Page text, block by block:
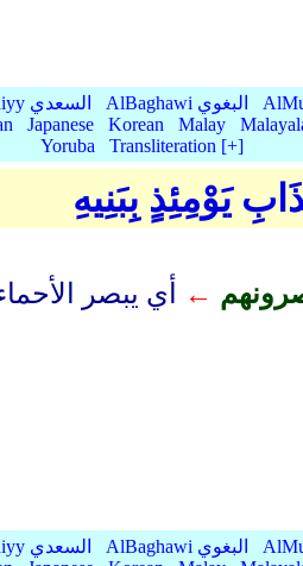
AsSaadiyy السعدي AlBaghawi البغوي
Japanese Korean Malay
Yoruba
Transliteration [+]
يَوْمِئِذٍ بِبَنِيهِ
←
أي يبصر
AsSaadiyy السعدي AlBaghawi البغوي